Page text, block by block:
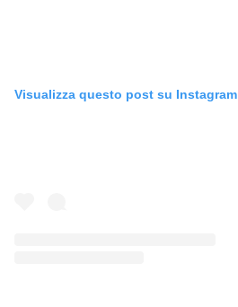
Visualizza questo post su Instagram